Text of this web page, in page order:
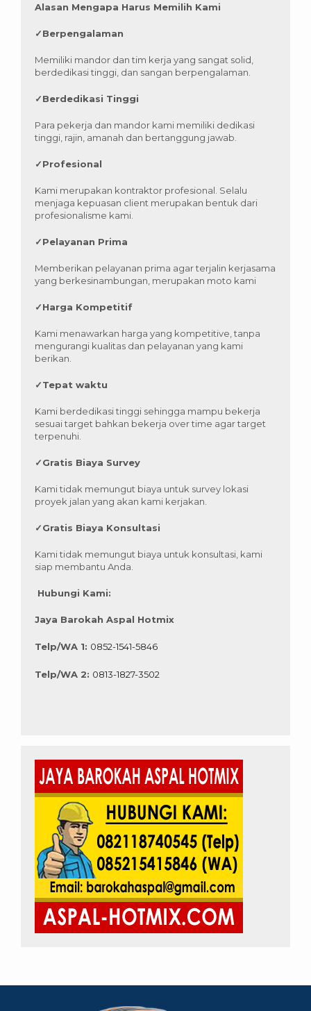
Alasan Mengapa Harus Memilih Kami
✓Berpengalaman
Memiliki mandor dan tim kerja yang sangat solid,
berdedikasi tinggi, dan sangan berpengalaman.
✓Berdedikasi Tinggi
Para pekerja dan mandor kami memiliki dedikasi
tinggi, rajin, amanah dan bertanggung jawab.
✓Profesional
Kami merupakan kontraktor profesional. Selalu
menjaga kepuasan client merupakan bentuk dari
profesionalisme kami.
✓Pelayanan Prima
Memberikan pelayanan prima agar terjalin kerjasama
yang berkesinambungan, merupakan moto kami
✓Harga Kompetitif
Kami menawarkan harga yang kompetitive, tanpa
mengurangi kualitas dan pelayanan yang kami
berikan.
✓Tepat waktu
Kami berdedikasi tinggi sehingga mampu bekerja
sesuai target bahkan bekerja over time agar target
terpenuhi.
✓Gratis Biaya Survey
Kami tidak memungut biaya untuk survey lokasi
proyek jalan yang akan kami kerjakan.
✓Gratis Biaya Konsultasi
Kami tidak memungut biaya untuk konsultasi, kami
siap membantu Anda.
Hubungi Kami:
Jaya Barokah Aspal Hotmix
Telp/WA 1: 0852-1541-5846
Telp/WA 2: 0813-1827-3502